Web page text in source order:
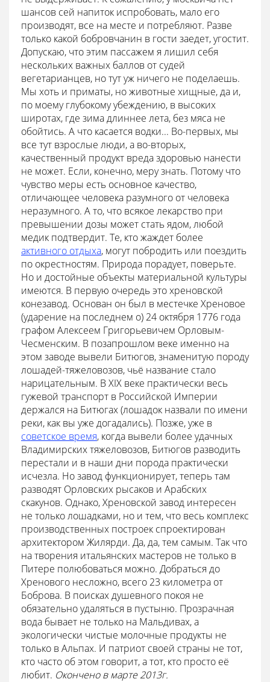
шансов сей напиток испробовать, мало его
производят, все на месте и потребляют. Разве
только какой бобровчанин в гости заедет, угостит.
Допускаю, что этим пассажем я лишил себя
нескольких важных баллов от судей
вегетарианцев, но тут уж ничего не поделаешь.
Мы хоть и приматы, но животные хищные, да и,
по моему глубокому убеждению, в высоких
широтах, где зима длиннее лета, без мяса не
обойтись. А что касается водки... Во-первых, мы
все тут взрослые люди, а во-вторых,
качественный продукт вреда здоровью нанести
не может. Если, конечно, меру знать. Потому что
чувство меры есть основное качество,
отличающее человека разумного от человека
неразумного. А то, что всякое лекарство при
превышении дозы может стать ядом, любой
медик подтвердит. Те, кто жаждет более
активного отдыха, могут побродить или поездить
по окрестностям. Природа порадует, поверьте.
Но и достойные объекты материальной культуры
имеются. В первую очередь это хреновской
конезавод. Основан он был в местечке Хреновое
(ударение на последнем о) 24 октября 1776 года
графом Алексеем Григорьевичем Орловым-
Чесменским. В позапрошлом веке именно на
этом заводе вывели Битюгов, знаменитую породу
лошадей-тяжеловозов, чьё название стало
нарицательным. В XIX веке практически весь
гужевой транспорт в Российской Империи
держался на Битюгах (лошадок назвали по имени
реки, как вы уже догадались). Позже, уже в
советское время, когда вывели более удачных
Владимирских тяжеловозов, Битюгов разводить
перестали и в наши дни порода практически
исчезла. Но завод функционирует, теперь там
разводят Орловских рысаков и Арабских
скакунов. Однако, Хреновской завод интересен
не только лошадками, но и тем, что весь комплекс
производственных построек спроектирован
архитектором Жилярди. Да, да, тем самым. Так что
на творения итальянских мастеров не только в
Питере полюбоваться можно. Добраться до
Хренового несложно, всего 23 километра от
Боброва. В поисках душевного покоя не
обязательно удаляться в пустыню. Прозрачная
вода бывает не только на Мальдивах, а
экологически чистые молочные продукты не
только в Альпах. И патриот своей страны не тот,
кто часто об этом говорит, а тот, кто просто её
любит. Окончено в марте 2013г.